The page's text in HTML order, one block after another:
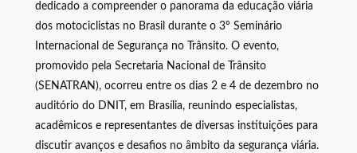
dedicado a compreender o panorama da educação viária
dos motociclistas no Brasil durante o 3º Seminário
Internacional de Segurança no Trânsito. O evento,
promovido pela Secretaria Nacional de Trânsito
(SENATRAN), ocorreu entre os dias 2 e 4 de dezembro no
auditório do DNIT, em Brasília, reunindo especialistas,
acadêmicos e representantes de diversas instituições para
discutir avanços e desafios no âmbito da segurança viária.